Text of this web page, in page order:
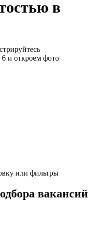
в
и откроем фото
или фильтры
вакансий